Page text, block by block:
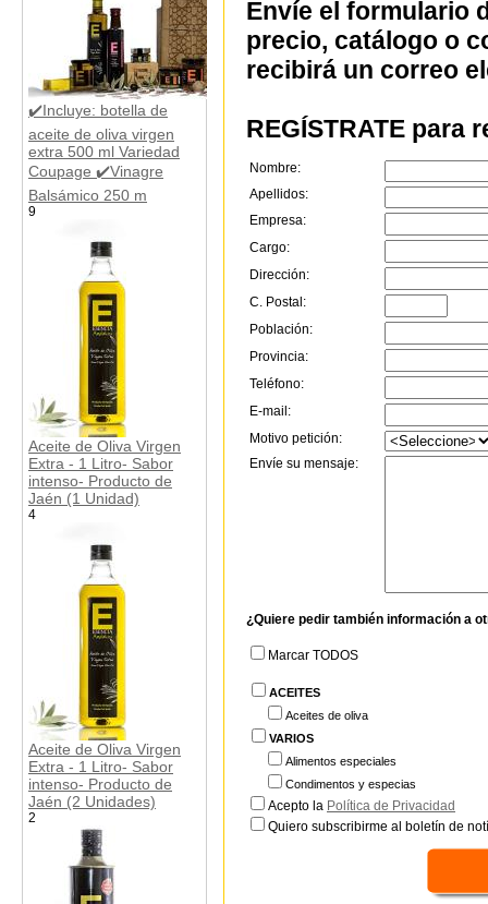
✔️Incluye: botella de
aceite de oliva virgen
extra 500 ml Variedad
Coupage ✔️Vinagre
Balsámico 250 m
9
Aceite de Oliva Virgen
Extra - 1 Litro- Sabor
intenso- Producto de
Jaén (1 Unidad)
4
Aceite de Oliva Virgen
Extra - 1 Litro- Sabor
intenso- Producto de
Jaén (2 Unidades)
2
Envíe el formulario
precio, catálogo o
recibirá un correo
REGÍSTRATE para
Nombre:
Apellidos:
Empresa:
Cargo:
Dirección:
C. Postal:
Población:
Provincia:
Teléfono:
E-mail:
Motivo petición:
Envíe su mensaje:
¿Quiere pedir también información a
Marcar TODOS
ACEITES
Aceites de oliva
VARIOS
Alimentos especiales
Condimentos y especias
Acepto la Política de Privacidad
Quiero subscribirme al boletín de